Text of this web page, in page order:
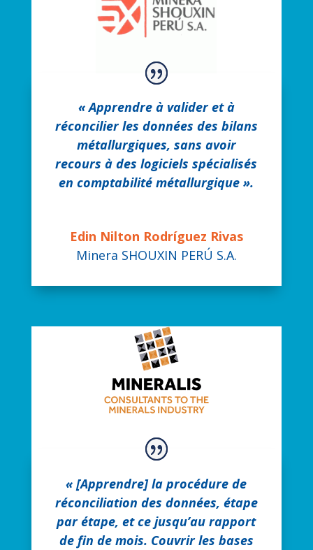
« Apprendre à valider et à
réconcilier les données des bilans
métallurgiques, sans avoir
recours à des logiciels spécialisés
en comptabilité métallurgique ».
Edin Nilton Rodríguez Rivas
Minera SHOUXIN PERÚ S.A.
« [Apprendre] la procédure de
réconciliation des données, étape
par étape, et ce jusqu’au rapport
de fin de mois. Couvrir les bases